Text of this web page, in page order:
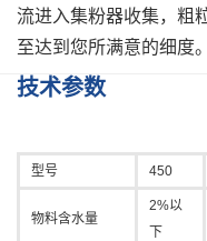
流进入集粉器收集，粗
至达到您所满意的细度。
技术参数
型号 450
物料含水量
2%以
下